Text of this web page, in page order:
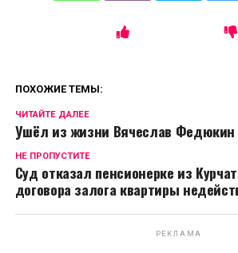
ПОХОЖИЕ ТЕМЫ:
ЧИТАЙТЕ ДАЛЕЕ
Ушëл из жизни Вячеслав Федюкин
НЕ ПРОПУСТИТЕ
Суд отказал пенсионерке из
договора залога квартиры
РЕКЛАМА